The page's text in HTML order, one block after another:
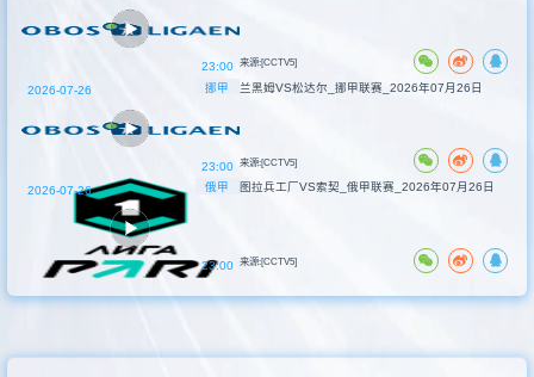
23:00 来源:[CCTV5]
挪甲
23:00
2026-07-26 兰黑姆VS松达尔_挪甲联赛_2026年07月26日
来源:[CCTV5]
俄甲
23:00
2026-07-26 图拉兵工厂VS索契_俄甲联赛_2026年07月26日
来源:[CCTV5]